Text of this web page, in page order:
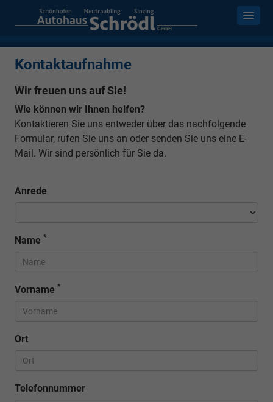
Kontaktaufnahme
Wir freuen uns auf Sie!
Wie können wir Ihnen helfen?
Kontaktieren Sie uns entweder über das nachfolgende
Formular, rufen Sie uns an oder senden Sie uns eine E-
Mail. Wir sind persönlich für Sie da.
Anrede
Name *
Vorname *
Ort
Telefonnummer